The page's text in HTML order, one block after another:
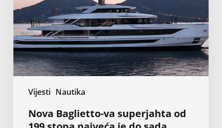
Vijesti Nautika
199
stopa
najveća
je
do
sada
Nova Baglietto-va superjahta od